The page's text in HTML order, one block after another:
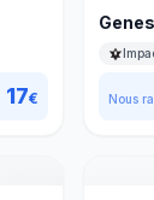
17€ Nous